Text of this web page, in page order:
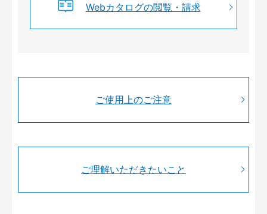
Webカタログの閲覧・請求
ご使用上のご注意
ご理解いただきたいこと